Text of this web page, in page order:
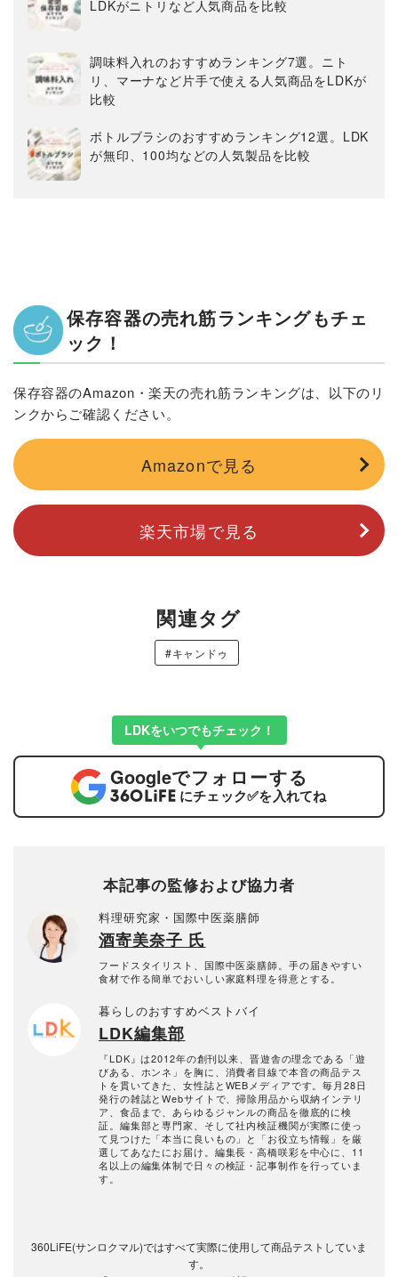
LDKがニトリなど人気商品を比較
調味料入れのおすすめランキング7選。ニト
リ、マーナなど片手で使える人気商品をLDKが
比較
ボトルブラシのおすすめランキング12選。LDK
が無印、100均などの人気製品を比較
保存容器の売れ筋ランキングもチェ
ック！
保存容器のAmazon・楽天の売れ筋ランキングは、以下のリ
ンクからご確認ください。
Amazonで見る
楽天市場で見る
関連タグ
#キャンドゥ
LDKをいつでもチェック！
Googleでフォローする
にチェック✅を入れてね
本記事の監修および協力者
料理研究家・国際中医薬膳師
酒寄美奈子 氏
フードスタイリスト、国際中医薬膳師。手の届きやすい
食材で作る簡単でおいしい家庭料理を得意とする。
暮らしのおすすめベストバイ
LDK編集部
『LDK』は2012年の創刊以来、晋遊舎の理念である「遊
びある、ホンネ」を胸に、消費者目線で本音の商品テス
トを貫いてきた、女性誌とWEBメディアです。毎月28日
発行の雑誌とWebサイトで、掃除用品から収納インテリ
ア、食品まで、あらゆるジャンルの商品を徹底的に検
証。編集部と専門家、そして社内検証機関が実際に使っ
て見つけた「本当に良いもの」と「お役立ち情報」を厳
選してあなたにお届け。編集長・高橋咲彩を中心に、11
名以上の編集体制で日々の検証・記事制作を行っていま
す。
360LiFE(サンロクマル)ではすべて実際に使用して商品テストしていま
す。